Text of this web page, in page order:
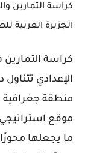
كراسة التمارين
الجزيرة العربية
كراسة التمارين
الإعدادي تتناول
منطقة جغرافية
موقع
ما يجعلها محورًا